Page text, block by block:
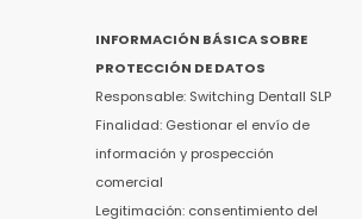
INFORMACIÓN BÁSICA SOBRE
PROTECCIÓN DE DATOS
Responsable: Switching Dentall SLP
Finalidad: Gestionar el envío de
información y prospección
comercial
Legitimación: consentimiento del